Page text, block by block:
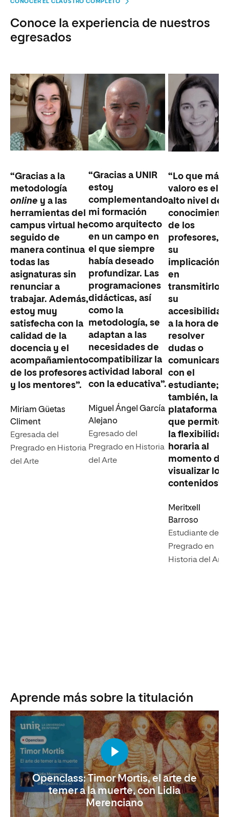
CONOCER EL CLAUSTRO COMPLETO
Conoce la experiencia de nuestros
egresados
“Gracias a la
metodología
online y a las
herramientas del
campus virtual he
seguido de
manera continua
todas las
asignaturas sin
renunciar a
trabajar. Además,
estoy muy
satisfecha con la
calidad de la
docencia y el
acompañamiento
de los profesores
y los mentores”.
Miriam Güetas
Climent
Egresada del
Pregrado en Historia
del Arte
“Gracias a UNIR
estoy
complementando
mi formación
como arquitecto
en un campo en
el que siempre
había deseado
profundizar. Las
programaciones
didácticas, así
como la
metodología, se
adaptan a las
necesidades de
compatibilizar la
actividad laboral
con la educativa”.
Miguel Ángel García
Alejano
Egresado del
Pregrado en Historia
del Arte
“Lo que más
valoro es el
alto nivel de
conocimiento
de los
profesores,
su
implicación
en
transmitirlo y
su
accesibilidad
a la hora de
resolver
dudas o
comunicarse
con el
estudiante;
también, la
plataforma
que permite
la flexibilidad
horaria al
momento de
visualizar los
contenidos”.
Meritxell
Barroso
Estudiante del
Pregrado en
Historia del Arte
Aprende más sobre la titulación
Openclass: Timor Mortis, el arte de
temer a la muerte, con Lidia
Merenciano